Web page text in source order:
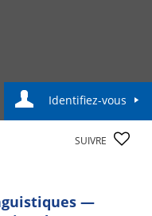
Identifiez-vous
SUIVRE
—